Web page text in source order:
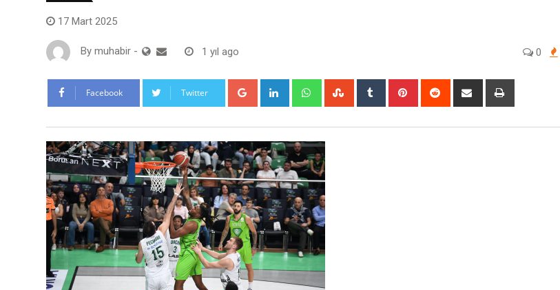
17 Mart 2025
By muhabir - 1 yıl ago 0
Facebook Twitter Google+ LinkedIn WhatsappStumbleUpon
Tumblr Pinterest Reddit
Share